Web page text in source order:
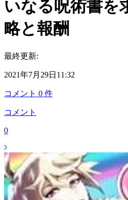
いなる呪術書を
略と報酬
最終更新:
2021年7月29日11:32
コメント 0 件
コメント
0